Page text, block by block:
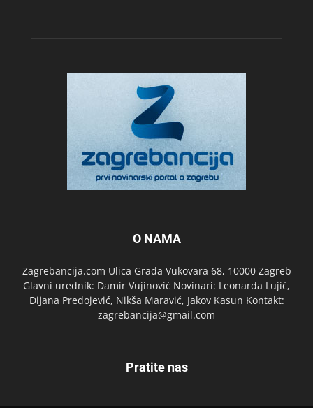
O NAMA
Zagrebancija.com Ulica Grada Vukovara 68, 10000 Zagreb
Glavni urednik: Damir Vujinović Novinari: Leonarda Lujić,
Dijana Predojević, Nikša Maravić, Jakov Kasun Kontakt:
zagrebancija@gmail.com
Pratite nas